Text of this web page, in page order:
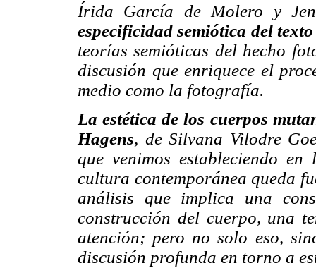
Írida García de Molero y
especificidad semiótica del
teorías semióticas del hecho
discusión que enriquece el
medio como la fotografía.
La estética de los cuerpos
Hagens, de Silvana Vilodre
que venimos estableciendo
cultura contemporánea queda
análisis que implica una
construcción del cuerpo, una
atención; pero no solo eso,
discusión profunda en torno a